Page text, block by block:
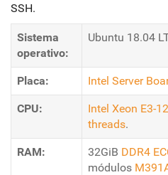
SSH.
Sistema
operativo:
Ubuntu 18.04
Placa: Intel Server
CPU:
Intel Xeon E3-
threads.
RAM: 32GiB DDR4
módulos